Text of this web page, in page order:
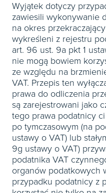
Wyjątek dotyczy
zawiesili wykonywanie
na okres
wykreśleni z rejestru
art. 96 ust. 9a pkt 1
nie mogą bowiem
ze względu na
VAT. Przepis ten
prawa do odliczenia
są zarejestrowani jako
tego prawa podatnicy
po tymczasowym (na
ustawy o VAT) lub
9g ustawy o VAT)
podatnika VAT
organów podatkowych
przypadku podatnicy z